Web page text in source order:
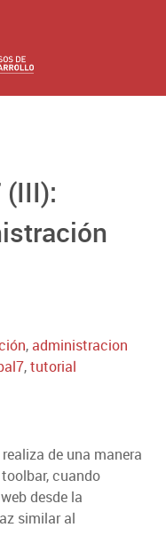
(III):
,administracion
,tutorial
de una manera
cuando
desde la
similar al